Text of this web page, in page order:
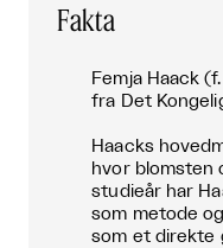
Fakta
Femja Haack
fra Det
Haacks
hvor blomsten
studieår har
som metode
som et direkte